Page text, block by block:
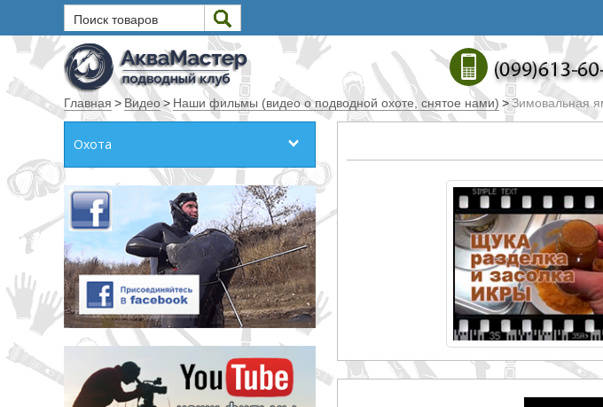
Поиск товаров
Текст
Все слова
Точное совпадение
Категории
Производитель
_JSHOP_SEARCH_COINS
до
Главная >Видео> Наши фильмы (видео о подводной охоте, снятое нами) >Зимовальная
Охота